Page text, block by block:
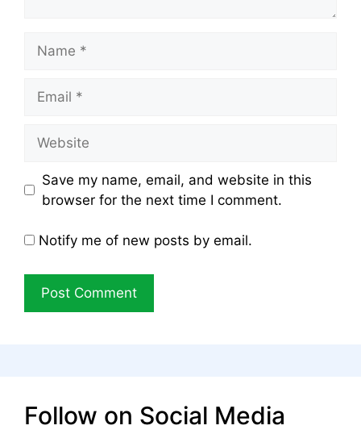
Save my name, email, and website in this
browser for the next time I comment.
Notify me of new posts by email.
Follow on Social Media